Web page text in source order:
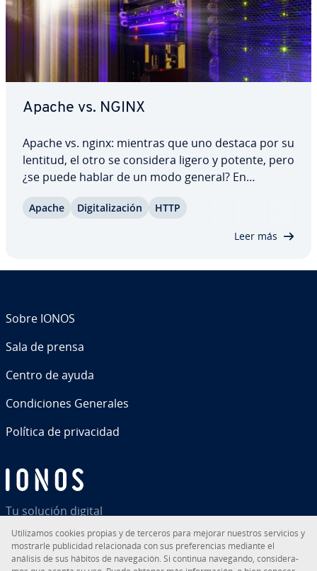
Apache vs. NGINX
Apache vs. nginx: mientras que uno destaca por su
lentitud, el otro se considera ligero y potente, pero
¿se puede hablar de un modo general? En
conceptos di­fe­re­n­tes en términos de gestión de
Apache Di­gi­ta­li­za­ción HTTP
Leer más
Tu solución digital
Sobre IONOS
Sala de prensa
Centro de ayuda
Co­n­di­cio­nes Generales
Política de pri­va­ci­dad
Uti­li­za­mos cookies propias y de terceros para mejorar nuestros servicios y
mostrarle pu­bli­ci­dad re­la­cio­na­da con sus pre­fe­re­n­cias mediante el
análisis de sus hábitos de na­ve­ga­ción. Si continua navegando, co­n­si­de­ra­